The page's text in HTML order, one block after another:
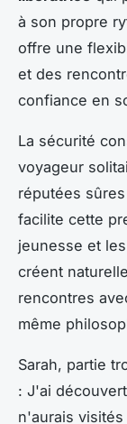
à son propre
offre une
et des
confiance en
La sécurité
voyageur
réputées
facilite cette
jeunesse et
créent
rencontres
même
Sarah, partie
: J'ai
n'aurais